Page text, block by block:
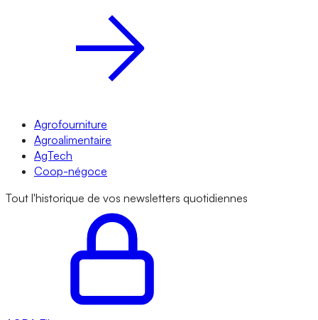
Agrofourniture
Agroalimentaire
AgTech
Coop-négoce
Tout l'historique de vos newsletters quotidiennes